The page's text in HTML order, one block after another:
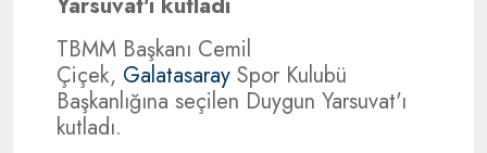
TBMM Başkanı Cemil
Çiçek, Galatasaray Spor Kulubü
Başkanlığına seçilen Duygun Yarsuvat'ı
kutladı.